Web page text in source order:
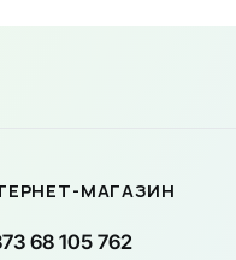
МАГАЗИН
68 105 762